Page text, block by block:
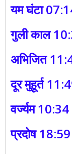
यम घंटा
गुली काल
अभिजित
दूर मुहूर्त
वर्ज्यम
प्रदोष